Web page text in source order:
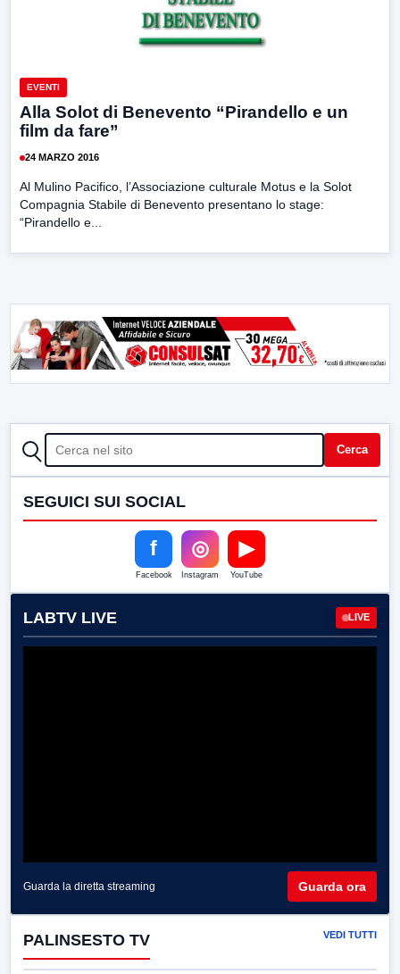
EVENTI
Alla Solot di Benevento “Pirandello e un
film da fare”
24 MARZO 2016
Al Mulino Pacifico, l’Associazione culturale Motus e la Solot
Compagnia Stabile di Benevento presentano lo stage:
“Pirandello e...
CERCA Cerca
SEGUICI SUI SOCIAL
f
Facebook
◎
Instagram
▶
YouTube
LABTV LIVE LIVE
Guarda la diretta streaming Guarda ora
PALINSESTO TV VEDI TUTTI